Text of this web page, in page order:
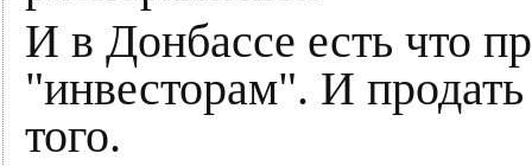
И в Донбассе есть что
"инвесторам". И
того.